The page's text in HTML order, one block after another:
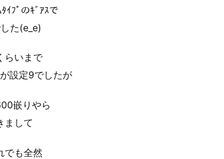
ｲﾌﾟのｷﾞｱｽで
た(e_e)
らいまで
設定9でしたが
嵌りやら
まして
でも全然